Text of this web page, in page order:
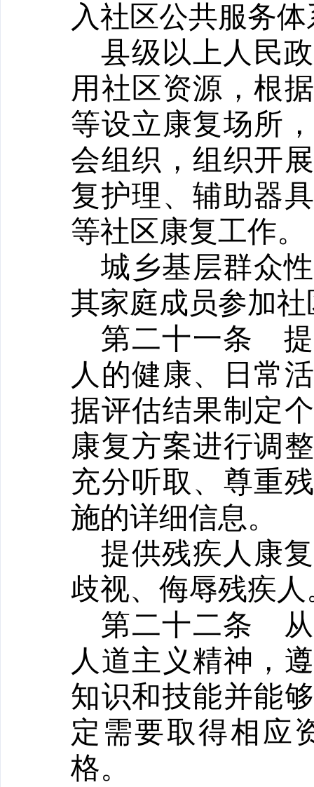
入社区公共服务
县级以上人民
用社区资源，根
等设立康复场所
会组织，组织开
复护理、辅助器
等社区康复工作。
城乡基层群众
其家庭成员参加
第二十一条
人的健康、日常
据评估结果制定
康复方案进行调
充分听取、尊重
施的详细信息。
提供残疾人康
歧视、侮辱残疾人
第二十二条
人道主义精神，
知识和技能并能
定需要取得相应
格。